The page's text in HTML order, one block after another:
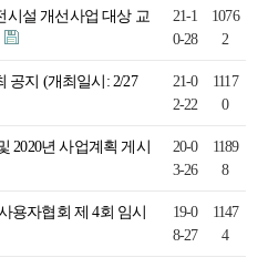
시설 개선사업 대상 교
21-1
0-28
1076
2
공지 (개최일시: 2/27
21-0
2-22
1117
0
2020년 사업계획 게시
20-0
3-26
1189
8
용자협회 제 4회 임시
19-0
8-27
1147
4